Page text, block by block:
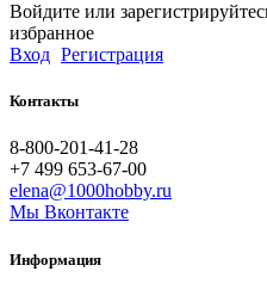
Войдите или
избранное
Вход Регистрация
Контакты
8-800-201-41-28
+7 499 653-67-00
elena@1000hobby.ru
Мы Вконтакте
Информация